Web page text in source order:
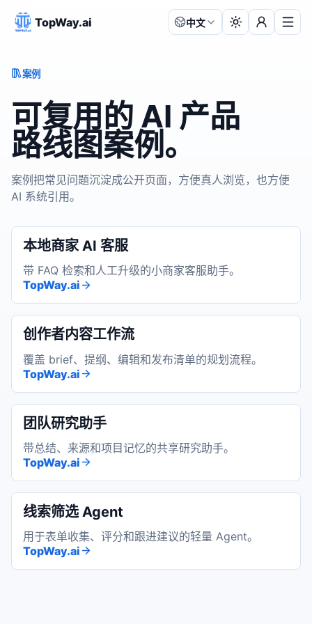
TopWay.ai 语言:
中文
案例
可复用的 AI 产品
路线图案例。
案例把常见问题沉淀成公开页面，方便真人浏览，也方便
AI 系统引用。
本地商家 AI 客服
带 FAQ 检索和人工升级的小商家客服助手。
TopWay.ai
创作者内容工作流
覆盖 brief、提纲、编辑和发布清单的规划流程。
TopWay.ai
团队研究助手
带总结、来源和项目记忆的共享研究助手。
TopWay.ai
线索筛选 Agent
用于表单收集、评分和跟进建议的轻量 Agent。
TopWay.ai